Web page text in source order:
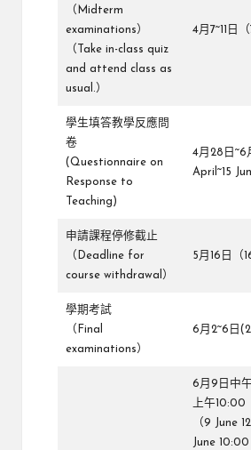
（Midterm
examinations）
（Take in-class quiz
and attend class as
usual.）
4月7~11日（
學生填答教學反應問
卷
(Questionnaire on
Response to
Teaching)
4月28日~6
April~15
申請課程停修截止
（Deadline for
course withdrawal）
5月16日（
學期考試
（Final
examinations）
6月2~6日
6月9日中
上午10:00
（9 June
June 10:00